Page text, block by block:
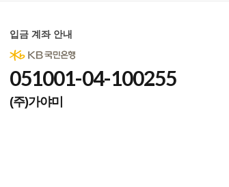
입금 계좌 안내
051001-04-100255
(주)가야미